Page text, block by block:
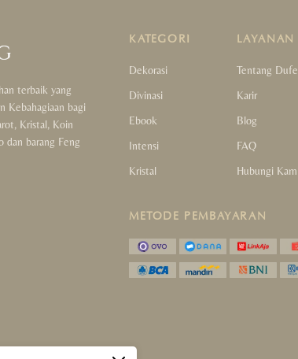
terbaik yang
Kebahagiaan bagi
Kristal, Koin
dan barang Feng
KATEGORI
Dekorasi
Divinasi
Ebook
Intensi
Kristal
LAYANAN
Tentang
Karir
Blog
FAQ
Hubungi Kami
METODE PEMBAYARAN